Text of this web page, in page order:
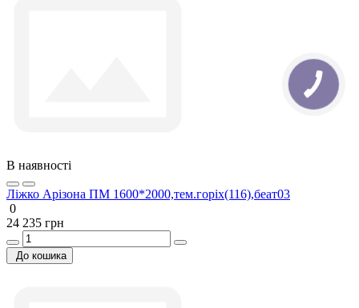
В наявності
Ліжко Арізона ПМ 1600*2000,тем.горіх(116),беат03
0
24 235 грн
До кошика